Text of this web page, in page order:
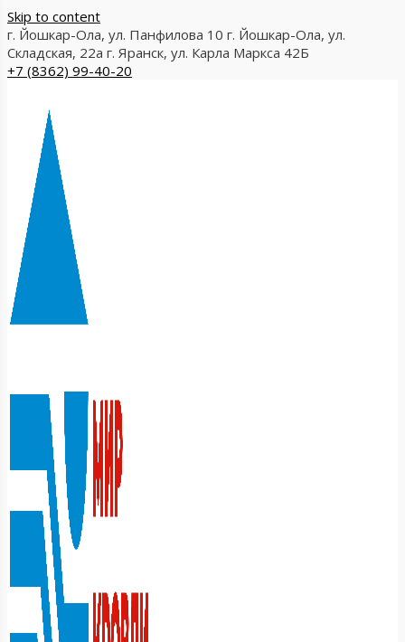
Skip to content
г. Йошкар-Ола, ул. Панфилова 10 г. Йошкар-Ола, ул.
Складская, 22а г. Яранск, ул. Карла Маркса 42Б
+7 (8362) 99-40-20